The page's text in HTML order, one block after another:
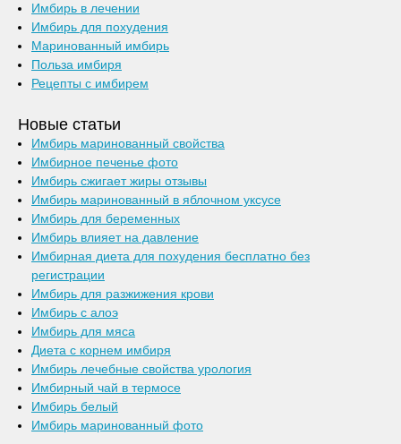
Имбирь в лечении
Имбирь для похудения
Маринованный имбирь
Польза имбиря
Рецепты с имбирем
Новые статьи
Имбирь маринованный свойства
Имбирное печенье фото
Имбирь сжигает жиры отзывы
Имбирь маринованный в яблочном уксусе
Имбирь для беременных
Имбирь влияет на давление
Имбирная диета для похудения бесплатно без
регистрации
Имбирь для разжижения крови
Имбирь с алоэ
Имбирь для мяса
Диета с корнем имбиря
Имбирь лечебные свойства урология
Имбирный чай в термосе
Имбирь белый
Имбирь маринованный фото